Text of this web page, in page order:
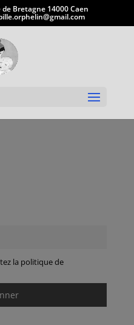
de Bretagne 14000 Caen
la politique de